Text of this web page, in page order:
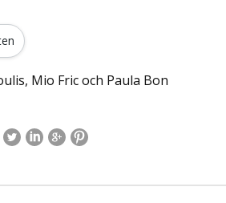
Mio Fric och Paula Bon